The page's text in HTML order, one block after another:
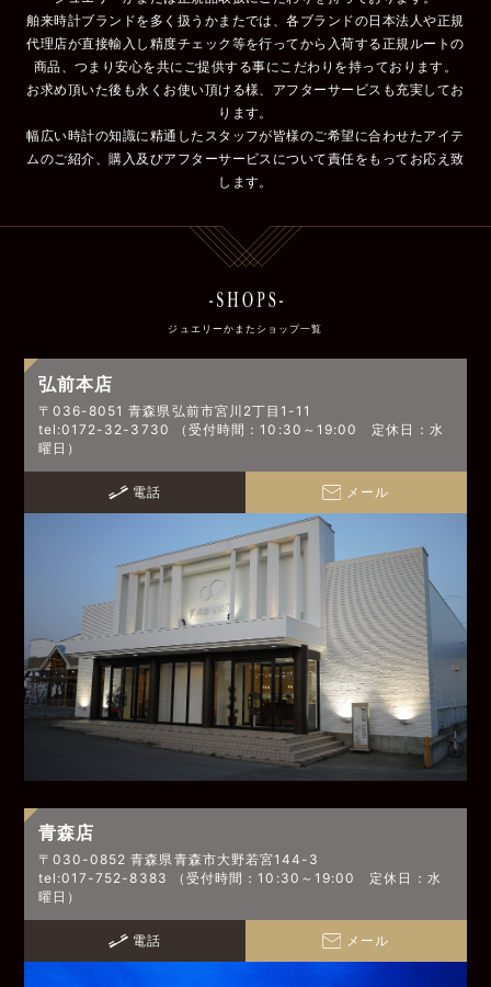
舶来時計ブランドを多く扱うかまたでは、各ブランドの日本法人や正規
代理店が直接輸入し精度チェック等を行ってから入荷する正規ルートの
商品、つまり安心を共にご提供する事にこだわりを持っております。
お求め頂いた後も永くお使い頂ける様、アフターサービスも充実してお
ります。
幅広い時計の知識に精通したスタッフが皆様のご希望に合わせたアイテ
ムのご紹介、購入及びアフターサービスについて責任をもってお応え致
します。
ジュエリーかまたショップ一覧
弘前本店
〒036-8051 青森県弘前市宮川2丁目1-11
tel:0172-32-3730 （受付時間：10:30～19:00 定休日：水
曜日）
電話 メール
青森店
〒030-0852 青森県青森市大野若宮144-3
tel:017-752-8383 （受付時間：10:30～19:00 定休日：水
曜日）
電話 メール